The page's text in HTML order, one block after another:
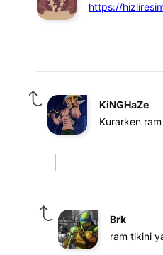
https://
KiNGHaZe
Kurarken
Brk
ram tikini